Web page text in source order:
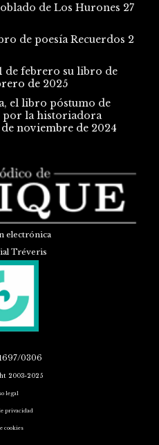
de Los Hurones 27
de poesía Recuerdos 2
de febrero su libro de
de 2025
el libro póstumo de
por la historiadora
de noviembre de 2024
electrónica
Tréveris
0306
2003-2025
legal
privacidad
cookies